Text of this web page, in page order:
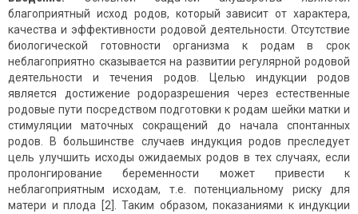
благоприятный исход родов, который зависит от характера,
качества и эффективности родовой деятельности. Отсутствие
биологической готовности организма к родам в срок
неблагоприятно сказывается на развитии регулярной родовой
деятельности и течения родов. Целью индукции родов
является достижение родоразрешения через естественные
родовые пути посредством подготовки к родам шейки матки и
стимуляции маточных сокращений до начала спонтанных
родов. В большинстве случаев индукция родов преследует
цель улучшить исходы ожидаемых родов в тех случаях, если
пролонгирование беременности может привести к
неблагоприятным исходам, т.е. потенциальному риску для
матери и плода [2]. Таким образом, показаниями к индукции